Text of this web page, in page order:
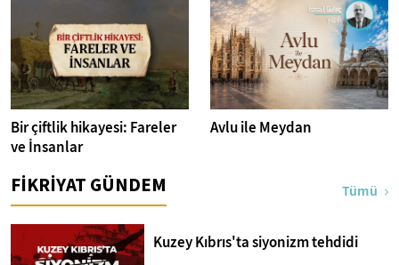
Bir çiftlik hikayesi: Fareler
ve İnsanlar
Avlu ile Meydan
FİKRİYAT GÜNDEM Tümü
Kuzey Kıbrıs'ta siyonizm tehdidi